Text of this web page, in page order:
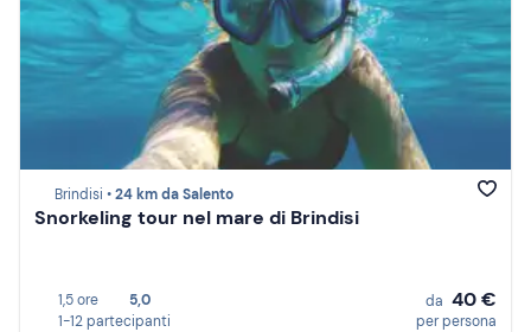
Brindisi •24 km da Salento
Snorkeling tour nel mare di Brindisi
1,5 ore
5,0
1-12 partecipanti
da 40 €
per persona